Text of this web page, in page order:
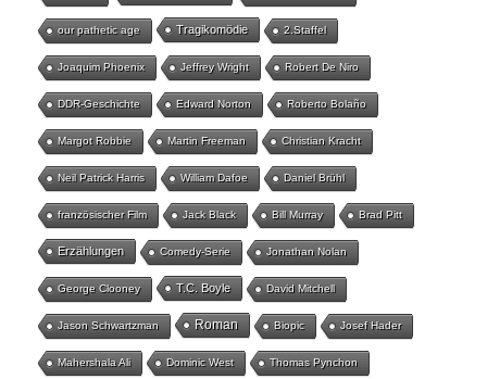
our pathetic age Tragikomödie 2.Staffel
Joaquim Phoenix Jeffrey Wright Robert De Niro
DDR-Geschichte Edward Norton Roberto Bolaño
Margot Robbie Martin Freeman Christian Kracht
Neil Patrick Harris William Dafoe Daniel Brühl
französischer Film Jack Black Bill Murray Brad Pitt
Erzählungen Comedy-Serie Jonathan Nolan
George Clooney T.C. Boyle David Mitchell
Jason Schwartzman Roman Biopic Josef Hader
Mahershala Ali Dominic West Thomas Pynchon